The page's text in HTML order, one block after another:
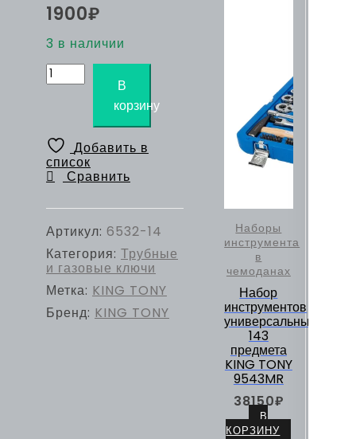
1900₽
3 в наличии
Количество
товара
Стилсона
315
мм,
усиленный
KING
6532-
14
В
корзину
Добавить в
список
Сравнить
Артикул: 6532-14
Категория: Трубные
и газовые ключи
Метка: KING TONY
Бренд: KING TONY
Наборы
инструмента
в
чемоданах
Набор
инструментов
универсальный,
143
предмета
KING TONY
9543MR
38150₽
В
КОРЗИНУ